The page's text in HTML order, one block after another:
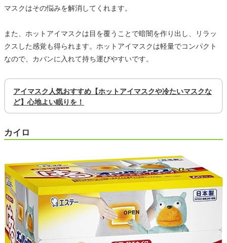
マスクはその悩みを解消してくれます。
また、ホットアイマスクは目を覆うことで暗闇を作り出し、リラッ
クスした感覚も得られます。ホットアイマスクは軽量でコンパクト
なので、カバンに入れて持ち運びやすいです。
アイマスク人気おすすめ【ホットアイマスクや冷たいマスクな
ど】心地よい眠りを！
カイロ